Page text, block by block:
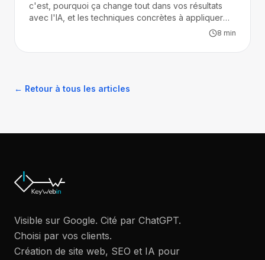
c'est, pourquoi ça change tout dans vos résultats
avec l'IA, et les techniques concrètes à appliquer
8 min
← Retour à tous les articles
Visible sur Google. Cité par ChatGPT.
Choisi par vos clients.
Création de site web, SEO et IA pour